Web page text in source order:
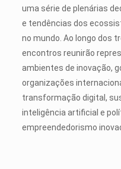
uma série de plenárias
e tendências dos
no mundo. Ao longo dos
encontros reunirão
ambientes de inovação,
organizações
transformação digital,
inteligência artificial e
empreendedorismo